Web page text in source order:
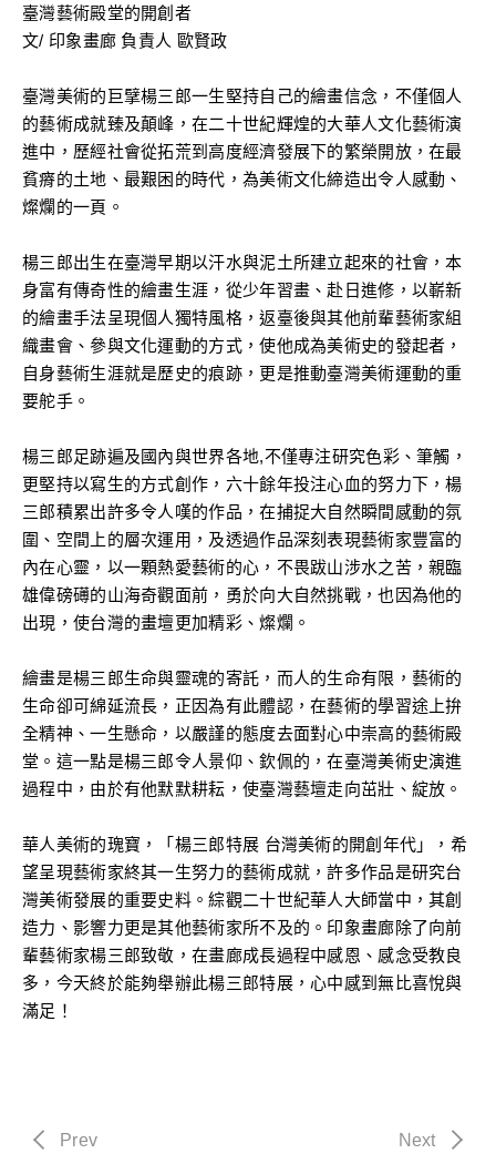
臺灣藝術殿堂的開創者
文/ 印象畫廊 負責人 歐賢政
臺灣美術的巨擘楊三郎一生堅持自己的繪畫信念，不僅個人
的藝術成就臻及顛峰，在二十世紀輝煌的大華人文化藝術演
進中，歷經社會從拓荒到高度經濟發展下的繁榮開放，在最
貧瘠的土地、最艱困的時代，為美術文化締造出令人感動、
燦爛的一頁。
楊三郎出生在臺灣早期以汗水與泥土所建立起來的社會，本
身富有傳奇性的繪畫生涯，從少年習畫、赴日進修，以嶄新
的繪畫手法呈現個人獨特風格，返臺後與其他前輩藝術家組
織畫會、參與文化運動的方式，使他成為美術史的發起者，
自身藝術生涯就是歷史的痕跡，更是推動臺灣美術運動的重
要舵手。
楊三郎足跡遍及國內與世界各地,不僅專注研究色彩、筆觸，
更堅持以寫生的方式創作，六十餘年投注心血的努力下，楊
三郎積累出許多令人嘆的作品，在捕捉大自然瞬間感動的氛
圍、空間上的層次運用，及透過作品深刻表現藝術家豐富的
內在心靈，以一顆熱愛藝術的心，不畏跋山涉水之苦，親臨
雄偉磅礡的山海奇觀面前，勇於向大自然挑戰，也因為他的
出現，使台灣的畫壇更加精彩、燦爛。
繪畫是楊三郎生命與靈魂的寄託，而人的生命有限，藝術的
生命卻可綿延流長，正因為有此體認，在藝術的學習途上拚
全精神、一生懸命，以嚴謹的態度去面對心中崇高的藝術殿
堂。這一點是楊三郎令人景仰、欽佩的，在臺灣美術史演進
過程中，由於有他默默耕耘，使臺灣藝壇走向茁壯、綻放。
華人美術的瑰寶，「楊三郎特展 台灣美術的開創年代」，希
望呈現藝術家終其一生努力的藝術成就，許多作品是研究台
灣美術發展的重要史料。綜觀二十世紀華人大師當中，其創
造力、影響力更是其他藝術家所不及的。印象畫廊除了向前
輩藝術家楊三郎致敬，在畫廊成長過程中感恩、感念受教良
多，今天終於能夠舉辦此楊三郎特展，心中感到無比喜悅與
滿足！
Prev Next